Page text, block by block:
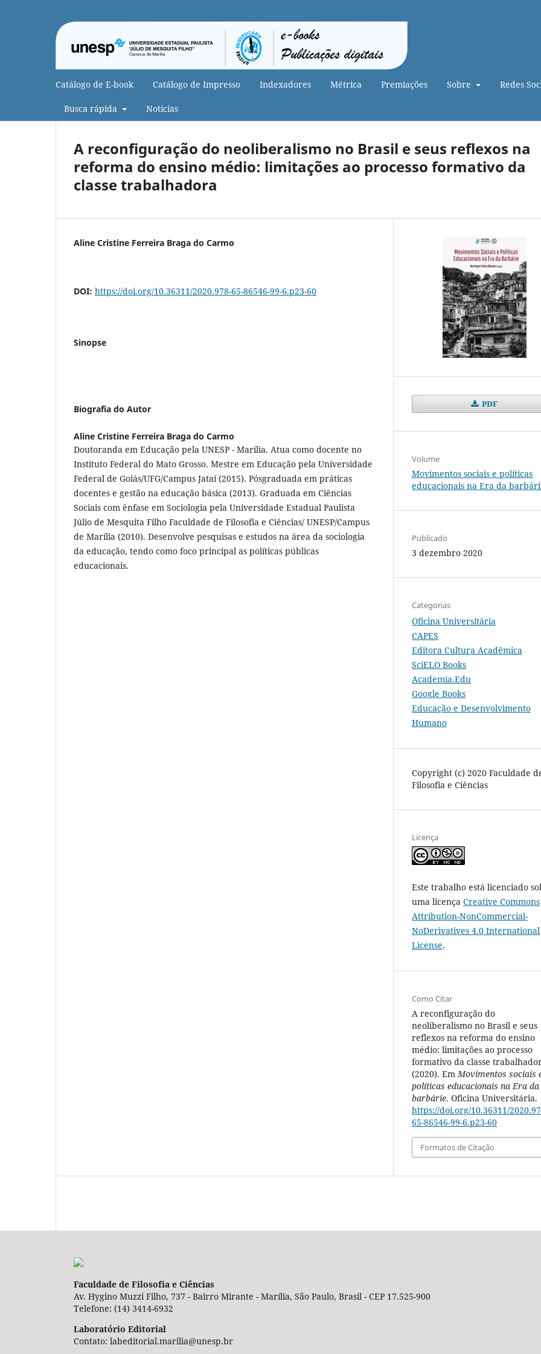
Catálogo de E-book Catálogo de Impresso Indexadores Métrica Premiações Sobre Redes
Busca rápida Notícias
A reconfiguração do neoliberalismo no Brasil e seus reflexos na
reforma do ensino médio: limitações ao processo formativo da
classe trabalhadora
Aline Cristine Ferreira Braga do Carmo
DOI: https://doi.org/10.36311/2020.978-65-86546-99-6.p23-60
Sinopse
Biografia do Autor
Aline Cristine Ferreira Braga do Carmo
Doutoranda em Educação pela UNESP - Marília. Atua como docente no
Instituto Federal do Mato Grosso. Mestre em Educação pela Universidade
Federal de Goiás/UFG/Campus Jataí (2015). Pósgraduada em práticas
docentes e gestão na educação básica (2013). Graduada em Ciências
Sociais com ênfase em Sociologia pela Universidade Estadual Paulista
Júlio de Mesquita Filho Faculdade de Filosofia e Ciências/ UNESP/Campus
de Marília (2010). Desenvolve pesquisas e estudos na área da sociologia
da educação, tendo como foco principal as políticas públicas
educacionais.
PDF
Volume
Movimentos sociais e políticas
educacionais na Era da
Publicado
3 dezembro 2020
Categorias
Oficina Universitária
CAPES
Editora Cultura Acadêmica
SciELO Books
Academia.Edu
Google Books
Educação e Desenvolvimento
Humano
Copyright (c) 2020 Faculdade
Filosofia e Ciências
Licença
Este trabalho está licenciado
uma licença Creative Commons
Attribution-NonCommercial-
NoDerivatives 4.0 International
License.
Como Citar
A reconfiguração do
neoliberalismo no Brasil e seus
reflexos na reforma do ensino
médio: limitações ao processo
formativo da classe
(2020). EmMovimentos sociais
políticas educacionais na Era da
barbárie. Oficina Universitária.
https://doi.org/10.36311/
65-86546-99-6.p23-60
Formatos de Citação
Faculdade de Filosofia e Ciências
Av. Hygino Muzzi Filho, 737 - Bairro Mirante - Marília, São Paulo, Brasil - CEP 17.525-900
Telefone: (14) 3414-6932
Laboratório Editorial
Contato: labeditorial.marilia@unesp.br